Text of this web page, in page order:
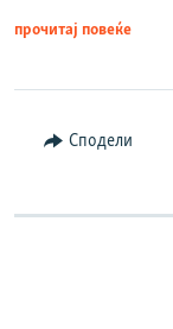
прочитај повеќе
Сподели